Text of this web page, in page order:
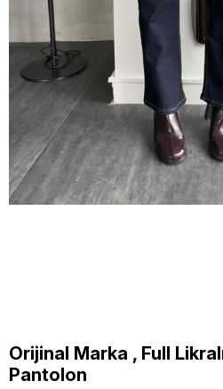
Orijinal Marka , Full
Pantolon